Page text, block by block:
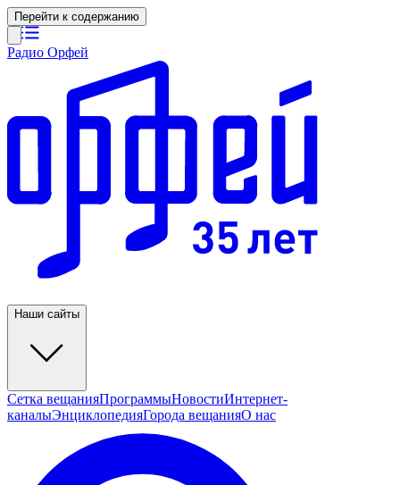
Перейти к содержанию
Радио Орфей
Наши сайты
Сетка вещанияПрограммыНовостиИнтернет-
каналыЭнциклопедияГорода вещанияО нас